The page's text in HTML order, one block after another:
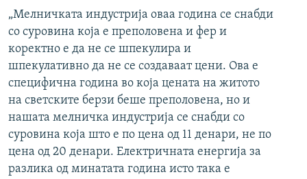
„Мелничката индустрија оваа година се снабди
со суровина која е преполовена и фер и
коректно е да не се шпекулира и
шпекулативно да не се создаваат цени. Ова е
специфична година во која цената на житото
на светските берзи беше преполовена, но и
нашата мелничка индустрија се снабди со
суровина која што е по цена од 11 денари, не по
цена од 20 денари. Електричната енергија за
разлика од минатата година исто така е